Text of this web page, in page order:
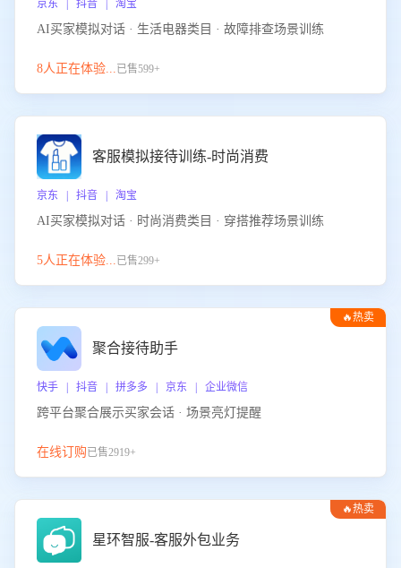
京东 | 抖音 | 淘宝
AI买家模拟对话 · 生活电器类目 · 故障排查场景训练
8人正在体验...已售599+
客服模拟接待训练-时尚消费
京东 | 抖音 | 淘宝
AI买家模拟对话 · 时尚消费类目 · 穿搭推荐场景训练
5人正在体验...已售299+
🔥热卖
聚合接待助手
快手 | 抖音 | 拼多多 | 京东 | 企业微信
跨平台聚合展示买家会话 · 场景亮灯提醒
在线订购已售2919+
🔥热卖
星环智服-客服外包业务